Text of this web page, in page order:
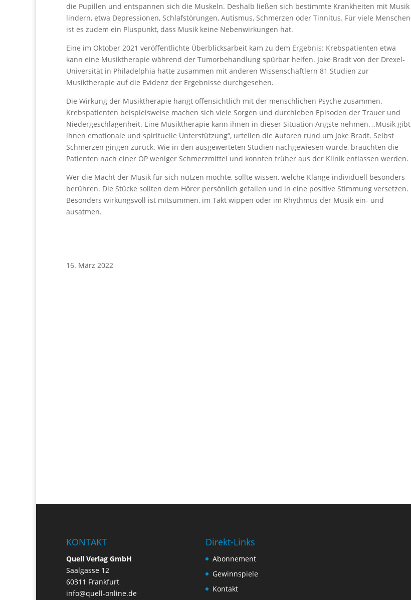
die Pupillen und entspannen sich die Muskeln. Deshalb ließen sich bestimmte Krankheiten mit Musik
lindern, etwa Depressionen, Schlafstörungen, Autismus, Schmerzen oder Tinnitus. Für viele Menschen
ist es zudem ein Pluspunkt, dass Musik keine Nebenwirkungen hat.
Eine im Oktober 2021 veröffentlichte Überblicksarbeit kam zu dem Ergebnis: Krebspatienten etwa
kann eine Musiktherapie während der Tumorbehandlung spürbar helfen. Joke Bradt von der Drexel-
Universität in Philadelphia hatte zusammen mit anderen Wissenschaftlern 81 Studien zur
Musiktherapie auf die Evidenz der Ergebnisse durchgesehen.
Die Wirkung der Musiktherapie hängt offensichtlich mit der menschlichen Psyche zusammen.
Krebspatienten beispielsweise machen sich viele Sorgen und durchleben Episoden der Trauer und
Niedergeschlagenheit. Eine Musiktherapie kann ihnen in dieser Situation Ängste nehmen. „Musik gibt
ihnen emotionale und spirituelle Unterstützung“, urteilen die Autoren rund um Joke Bradt. Selbst
Schmerzen gingen zurück. Wie in den ausgewerteten Studien nachgewiesen wurde, brauchten die
Patienten nach einer OP weniger Schmerzmittel und konnten früher aus der Klinik entlassen werden.
Wer die Macht der Musik für sich nutzen möchte, sollte wissen, welche Klänge individuell besonders
berühren. Die Stücke sollten dem Hörer persönlich gefallen und in eine positive Stimmung versetzen.
Besonders wirkungsvoll ist mitsummen, im Takt wippen oder im Rhythmus der Musik ein- und
ausatmen.
16. März 2022
KONTAKT
Quell Verlag GmbH
Saalgasse 12
60311 Frankfurt
info@quell-online.de
Direkt-Links
Abonnement
Gewinnspiele
Kontakt